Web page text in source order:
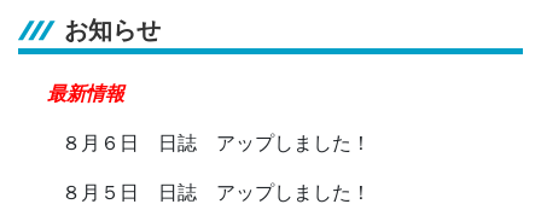
お知らせ
最新情報
８月６日 日誌 アップしました！
８月５日 日誌 アップしました！